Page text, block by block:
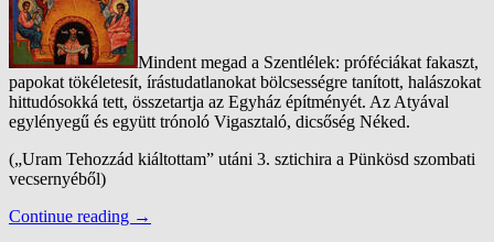
Mindent megad a Szentlélek: próféciákat fakaszt,
papokat tökéletesít, írástudatlanokat bölcsességre tanított, halászokat
hittudósokká tett, összetartja az Egyház építményét. Az Atyával
egylényegű és együtt trónoló Vigasztaló, dicsőség Néked.
(„Uram Tehozzád kiáltottam” utáni 3. sztichira a Pünkösd szombati
vecsernyéből)
Continue reading →